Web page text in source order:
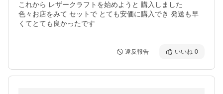
これから レザークラフトを始めようと 購入しました
色々お店をみて セットで とても安価に購入でき 発送も早
くてとても良かったです
違反報告 いいね 0